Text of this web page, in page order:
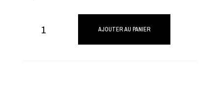
AJOUTER AU PANIER